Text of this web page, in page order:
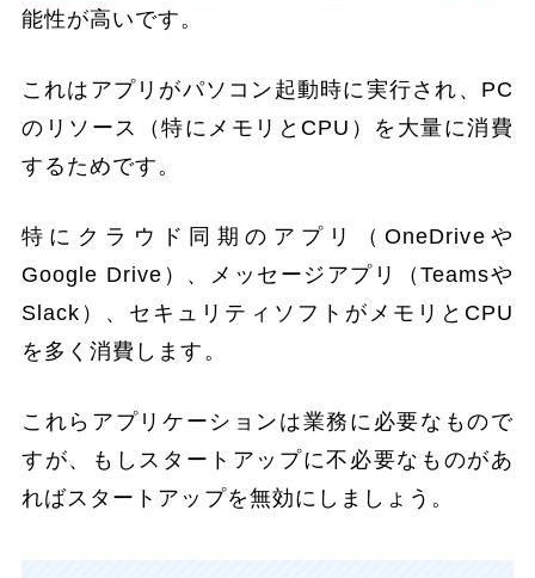
能性が高いです。
これはアプリがパソコン起動時に実行され、PC
のリソース（特にメモリとCPU）を大量に消費
するためです。
特にクラウド同期のアプリ（OneDriveや
Google Drive）、メッセージアプリ（Teamsや
Slack）、セキュリティソフトがメモリとCPU
を多く消費します。
これらアプリケーションは業務に必要なもので
すが、もしスタートアップに不必要なものがあ
ればスタートアップを無効にしましょう。